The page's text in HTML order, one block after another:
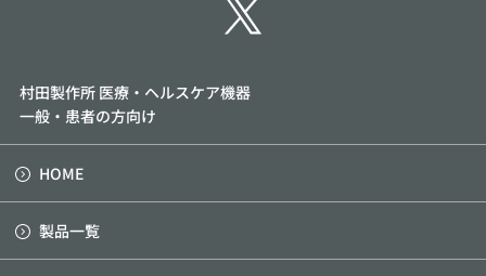
村田製作所 医療・ヘルスケア機器
一般・患者の方向け
HOME
製品一覧